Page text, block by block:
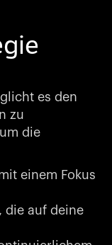
es den
zu
die
einem Fokus
die auf deine